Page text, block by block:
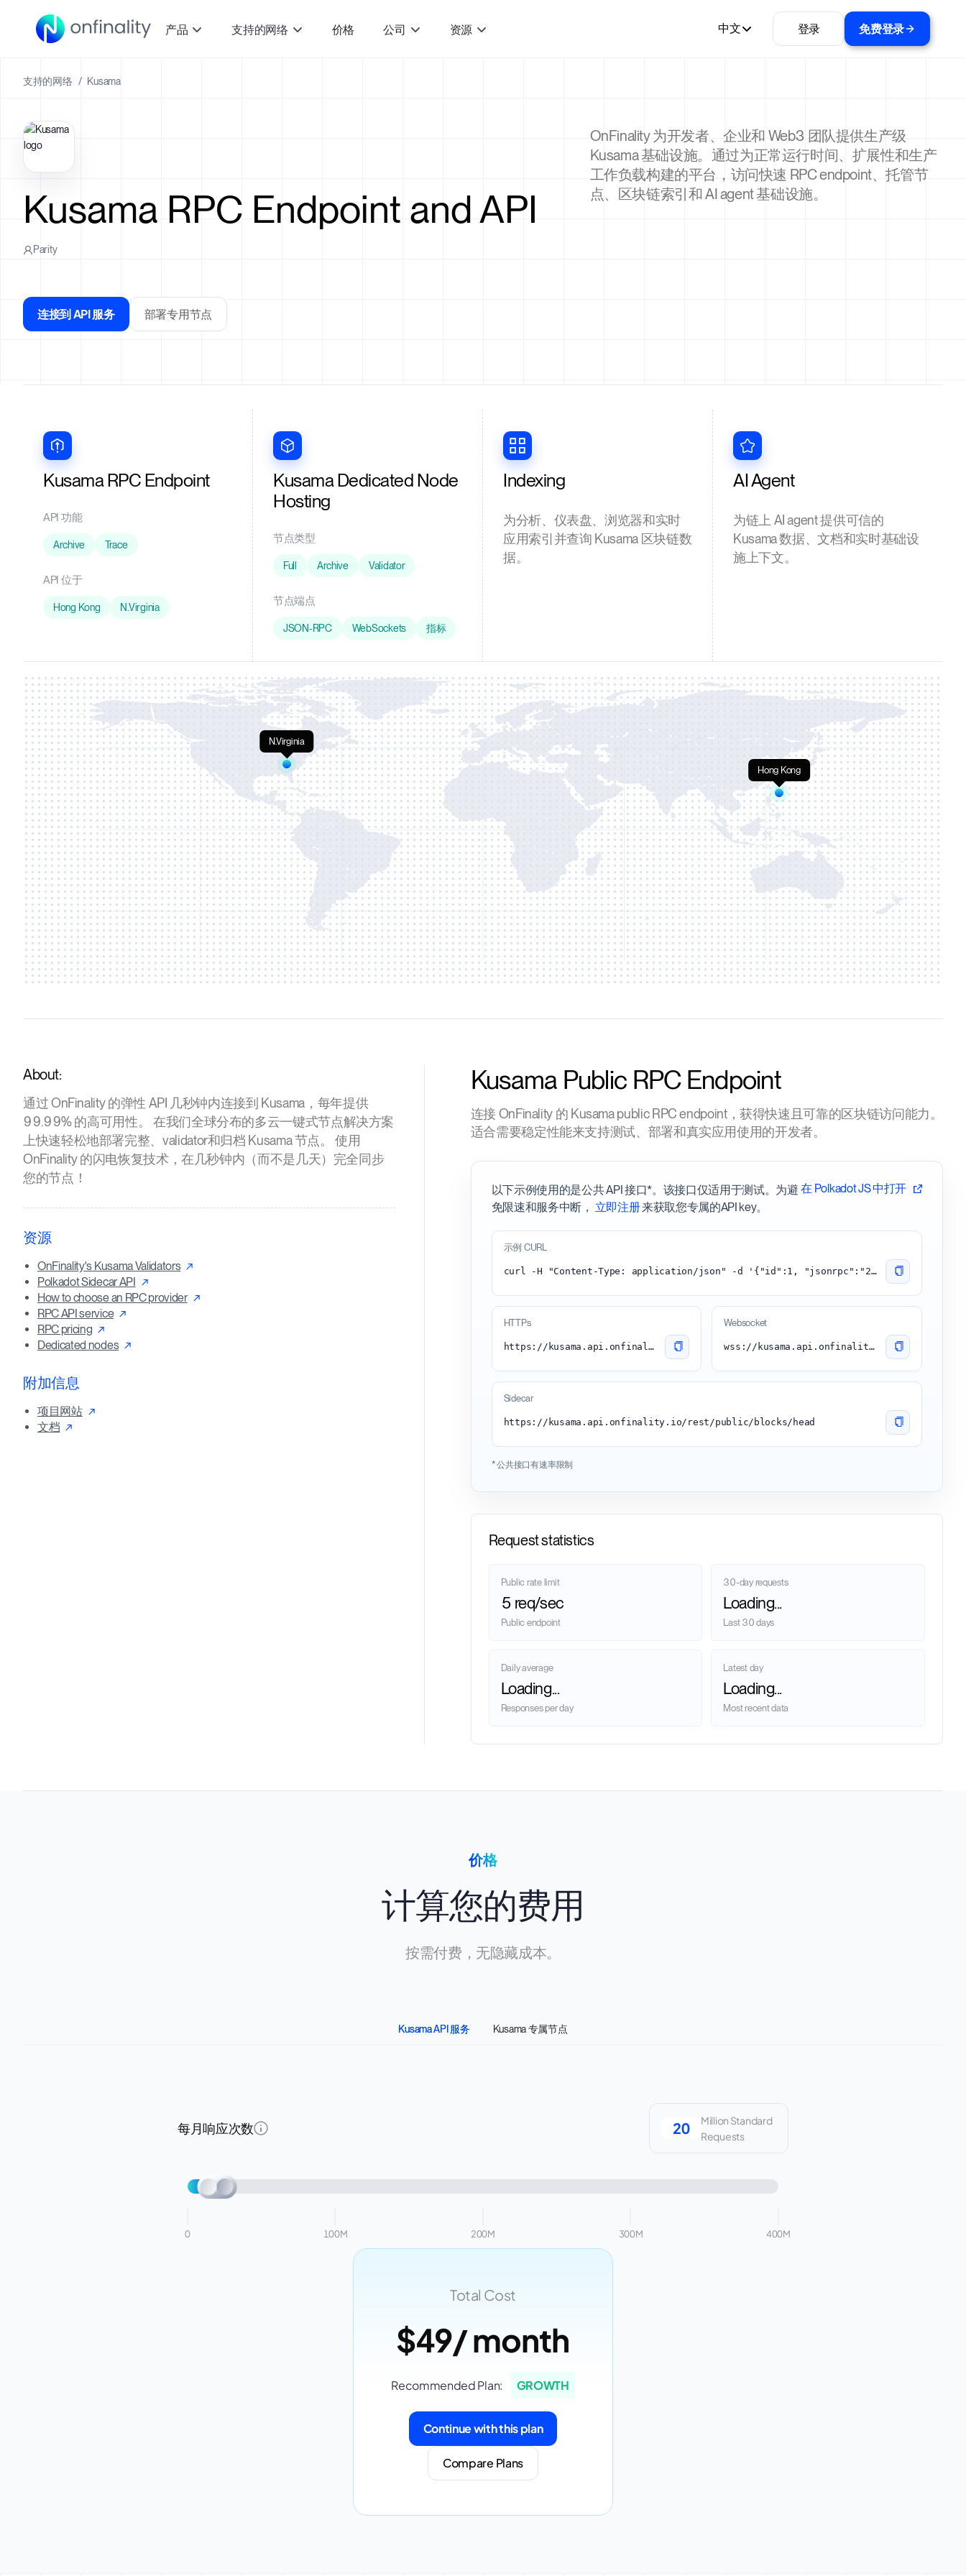
产品 支持的网络 价格 公司 资源 中文 登录 免费登录
支持的网络 / Kusama
Kusama RPC Endpoint and API
Parity
OnFinality 为开发者、企业和 Web3 团队提供生产级
Kusama 基础设施。通过为正常运行时间、扩展性和生产
工作负载构建的平台，访问快速 RPC endpoint、托管节
点、区块链索引和 AI agent 基础设施。
连接到 API 服务 部署专用节点
Kusama RPC Endpoint
API 功能
Archive Trace
API 位于
Hong Kong N.Virginia
Kusama Dedicated Node
Hosting
节点类型
Full Archive Validator
节点端点
JSON-RPC WebSockets 指标
Indexing
为分析、仪表盘、浏览器和实时
应用索引并查询 Kusama 区块链数
据。
AI Agent
为链上 AI agent 提供可信的
Kusama 数据、文档和实时基础设
施上下文。
Hong Kong
N.Virginia
About:
通过 OnFinality 的弹性 API 几秒钟内连接到 Kusama，每年提供
99.99% 的高可用性。 在我们全球分布的多云一键式节点解决方案
上快速轻松地部署完整、validator和归档 Kusama 节点。 使用
OnFinality 的闪电恢复技术，在几秒钟内（而不是几天）完全同步
您的节点！
资源
OnFinality's Kusama Validators
Polkadot Sidecar API
How to choose an RPC provider
RPC API service
RPC pricing
Dedicated nodes
附加信息
项目网站
文档
Kusama Public RPC Endpoint
连接 OnFinality 的 Kusama public RPC endpoint，获得快速且可靠的区块链访问能力。
适合需要稳定性能来支持测试、部署和真实应用使用的开发者。
以下示例使用的是公共 API 接口*。该接口仅适用于测试。为避
免限速和服务中断， 立即注册来获取您专属的API key。
在 Polkadot JS 中打开
示例 CURL
curl -H "Content-Type: application/json" -d '{"id":1, "jsonrpc":"2.0", "method": "chain_getBlock"}' 'https://kusama.api.onfinality.io/public'
HTTPs
https://kusama.api.onfinality.io/public
Websocket
wss://kusama.api.onfinality.io/public-ws
Sidecar
https://kusama.api.onfinality.io/rest/public/blocks/head
* 公共接口有速率限制
Request statistics
Public rate limit
5 req/sec
Public endpoint
30-day requests
Loading...
Last 30 days
Daily average
Loading...
Responses per day
Latest day
Loading...
Most recent data
价格
计算您的费用
按需付费，无隐藏成本。
Kusama API 服务 Kusama 专属节点
每月响应次数
Million Standard
Requests
0 100M 200M 300M 400M
Total Cost
$49/ month
Recommended Plan: GROWTH
Continue with this plan
Compare Plans